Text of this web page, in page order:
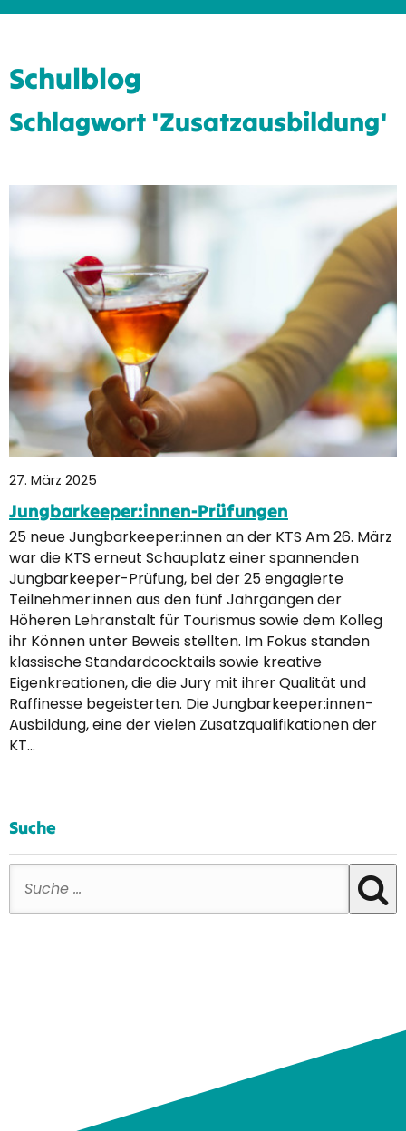
Schulblog
Schlagwort 'Zusatzausbildung'
27. März 2025
Jungbarkeeper:innen-Prüfungen
25 neue Jungbarkeeper:innen an der KTS Am 26. März
war die KTS erneut Schauplatz einer spannenden
Jungbarkeeper-Prüfung, bei der 25 engagierte
Teilnehmer:innen aus den fünf Jahrgängen der
Höheren Lehranstalt für Tourismus sowie dem Kolleg
ihr Können unter Beweis stellten. Im Fokus standen
klassische Standardcocktails sowie kreative
Eigenkreationen, die die Jury mit ihrer Qualität und
Raffinesse begeisterten. Die Jungbarkeeper:innen-
Ausbildung, eine der vielen Zusatzqualifikationen der
KT…
Suche
Suche nach: